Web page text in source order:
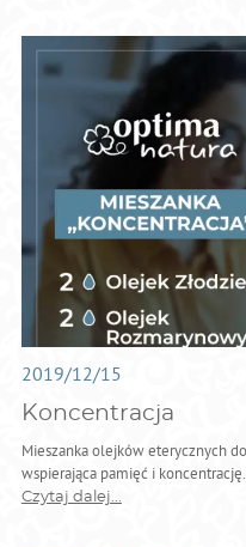
2019/12/15
Koncentracja
Mieszanka olejków eterycznych
wspierająca pamięć i koncentrację.
Czytaj dalej...